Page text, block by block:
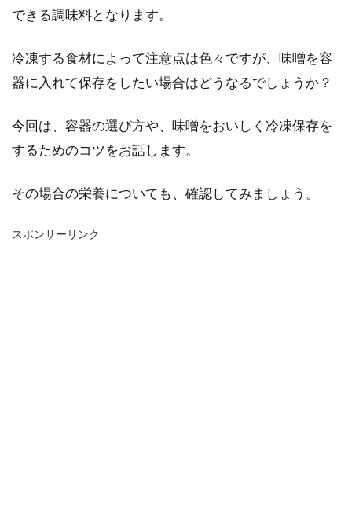
できる調味料となります。
冷凍する食材によって注意点は色々ですが、味噌を容
器に入れて保存をしたい場合はどうなるでしょうか？
今回は、容器の選び方や、味噌をおいしく冷凍保存を
するためのコツをお話します。
その場合の栄養についても、確認してみましょう。
スポンサーリンク